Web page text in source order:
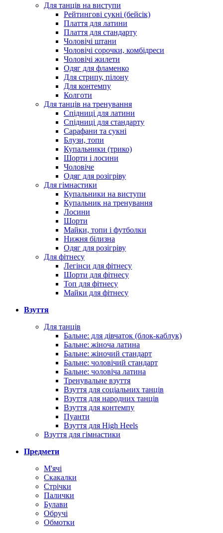
Для танців на виступи
Рейтингові сукні (бейсік)
Плаття для латини
Плаття для стандарту
Чоловічі штани
Чоловічі сорочки, комбідреси
Чоловічі жилети
Одяг для фламенко
Для стрипу, пілону
Для контемпу
Колготи
Для танців на тренування
Спідниці для латини
Спідниці для стандарту
Сарафани та сукні
Блузи, топи
Купальники (трико)
Шорти і лосини
Чоловіче
Одяг для розігріву
Для гімнастики
Купальники на виступи
Купальник на тренування
Лосини
Шорти
Майки, топи і футболки
Нижня білизна
Одяг для розігріву
Для фітнесу
Легінси для фітнесу
Шорти для фітнесу
Топ для фітнесу
Майки для фітнесу
Взуття
Для танців
Бальне: для дівчаток (блок-каблук)
Бальне: жіноча латина
Бальне: жіночий стандарт
Бальне: чоловічий стандарт
Бальне: чоловіча латина
Тренувальне взуття
Взуття для соціальних танців
Взуття для народних танців
Взуття для контемпу
Пуанти
Взуття для High Heels
Взуття для гімнастики
Предмети
М'ячі
Скакалки
Стрічки
Палички
Булави
Обручі
Обмотки